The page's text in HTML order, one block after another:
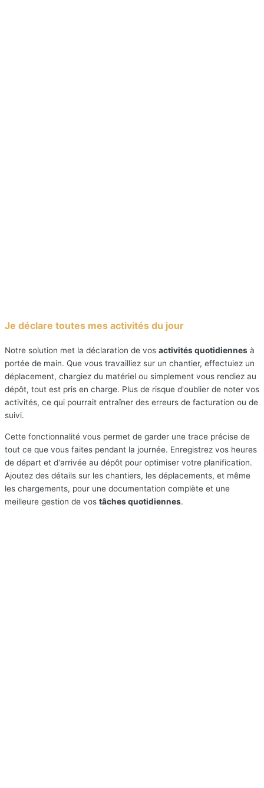
Je déclare toutes mes activités du jour
Notre solution met la déclaration de vos activités quotidiennes à
portée de main. Que vous travailliez sur un chantier, effectuiez un
déplacement, chargiez du matériel ou simplement vous rendiez au
dépôt, tout est pris en charge. Plus de risque d'oublier de noter vos
activités, ce qui pourrait entraîner des erreurs de facturation ou de
suivi.
Cette fonctionnalité vous permet de garder une trace précise de
tout ce que vous faites pendant la journée. Enregistrez vos heures
de départ et d'arrivée au dépôt pour optimiser votre planification.
Ajoutez des détails sur les chantiers, les déplacements, et même
les chargements, pour une documentation complète et une
meilleure gestion de vos tâches quotidiennes.